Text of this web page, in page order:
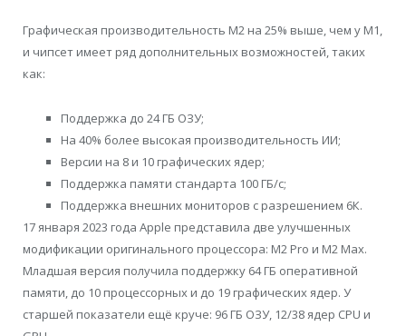
Графическая производительность M2 на 25% выше, чем у M1,
и чипсет имеет ряд дополнительных возможностей, таких
как:
Поддержка до 24 ГБ ОЗУ;
На 40% более высокая производительность ИИ;
Версии на 8 и 10 графических ядер;
Поддержка памяти стандарта 100 ГБ/с;
Поддержка внешних мониторов с разрешением 6К.
17 января 2023 года Apple представила две улучшенных
модификации оригинального процессора: M2 Pro и M2 Max.
Младшая версия получила поддержку 64 ГБ оперативной
памяти, до 10 процессорных и до 19 графических ядер. У
старшей показатели ещё круче: 96 ГБ ОЗУ, 12/38 ядер CPU и